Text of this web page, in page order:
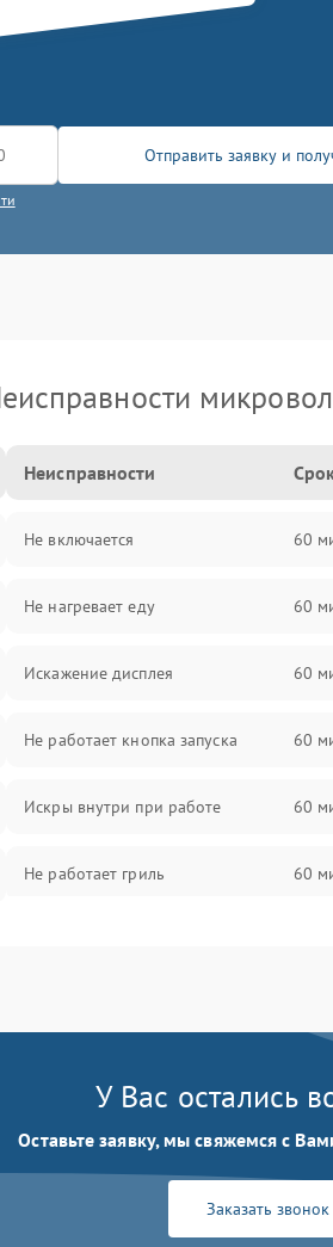
Отправить заявку и
Неисправности
Не включается 60
Не нагревает еду 60
Искажение дисплея 60
Не работает кнопка запуска 60
Искры внутри при работе 60
Не работает гриль 60
Проблемы с вентилятором 60
У Вас остались
Оставьте заявку, мы свяжемся с
Заказать звонок